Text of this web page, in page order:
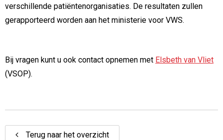
verschillende patiëntenorganisaties. De resultaten zullen
gerapporteerd worden aan het ministerie voor VWS.
Bij vragen kunt u ook contact opnemen met Elsbeth van Vliet
(VSOP).
Terug naar het overzicht